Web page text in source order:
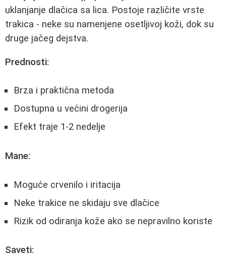
uklanjanje dlačica sa lica. Postoje različite vrste
trakica - neke su namenjene osetljivoj koži, dok su
druge jačeg dejstva.
Prednosti:
Brza i praktična metoda
Dostupna u većini drogerija
Efekt traje 1-2 nedelje
Mane:
Moguće crvenilo i iritacija
Neke trakice ne skidaju sve dlačice
Rizik od odiranja kože ako se nepravilno koriste
Saveti: